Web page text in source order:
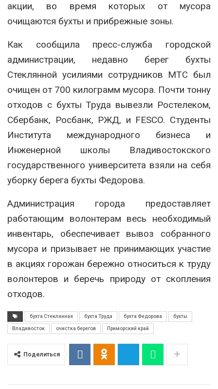
акции, во время которых от мусора
очищаются бухты и прибрежные зоны.
Как сообщила пресс-служба городской
администрации, недавно берег бухты
Стеклянной усилиями сотрудников МТС был
очищен от 700 килограмм мусора. Почти тонну
отходов с бухты Труда вывезли Ростелеком,
Сбербанк, Росбанк, РЖД, и FESCO. Студенты
Института международного бизнеса и
Инженерной школы Владивостокского
государственного университета взяли на себя
уборку берега бухты Федорова.
Администрация города предоставляет
работающим волонтерам весь необходимый
инвентарь, обеспечивает вывоз собранного
мусора и призывает не принимающих участие
в акциях горожан бережно относиться к труду
волонтеров и беречь природу от скопления
отходов.
бухта Стеклянная бухта Труда бухта Федорова бухты
Владивосток очистка берегов Приморский край
Поделиться